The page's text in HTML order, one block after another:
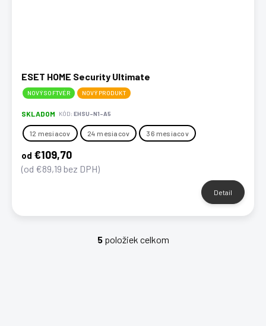
ESET HOME Security Ultimate
NOVÝ PRODUKT
NOVÝ SOFTVÉR
SKLADOM KÓD: EHSU-N1-A5
12 mesiacov 24 mesiacov 36 mesiacov
od €109,70
(od €89,19 bez DPH)
Detail
O
5položiek celkom